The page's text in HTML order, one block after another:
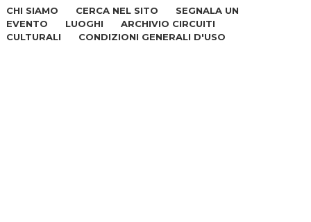
CHI SIAMO CERCA NEL SITO
SEGNALA UN
EVENTO
LUOGHI
ARCHIVIO CIRCUITI
CULTURALI
CONDIZIONI GENERALI D'USO